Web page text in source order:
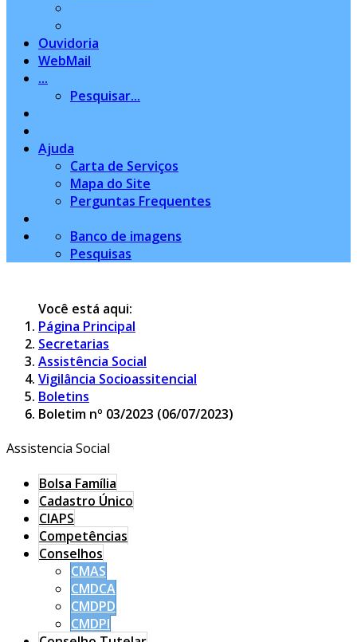
Ouvidoria
WebMail
...
Pesquisar...
Ajuda
Carta de Serviços
Mapa do Site
Perguntas Frequentes
Banco de imagens
Pesquisas
Você está aqui:
Página Principal
Secretarias
Assistência Social
Vigilância Socioassitencial
Boletins
Boletim nº 03/2023 (06/07/2023)
Assistencia Social
Bolsa Família
Cadastro Único
CIAPS
Competências
Conselhos
CMAS
CMDCA
CMDPD
CMDPI